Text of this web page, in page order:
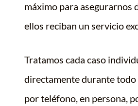
máximo para asegurarnos
ellos reciban un servicio
Tratamos cada caso
directamente durante todo
por teléfono, en persona,